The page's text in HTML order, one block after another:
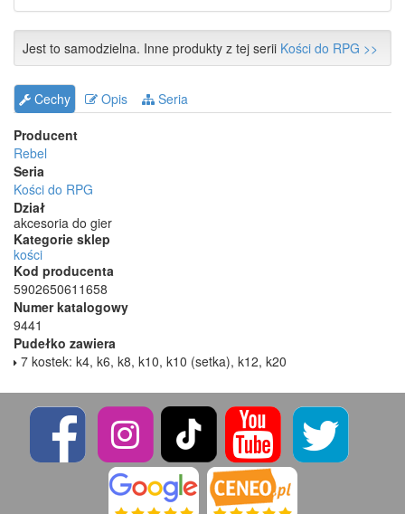
Jest to samodzielna. Inne produkty z tej serii Kości do RPG >>
Cechy Opis
Seria
Producent
Rebel
Seria
Kości do RPG
Dział
akcesoria do gier
Kategorie sklep
kości
Kod producenta
5902650611658
Numer katalogowy
9441
Pudełko zawiera
7 kostek: k4, k6, k8, k10, k10 (setka), k12, k20